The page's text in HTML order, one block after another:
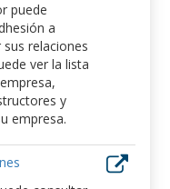
puede
a
relaciones
ver la lista
y
empresa.